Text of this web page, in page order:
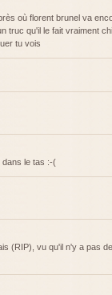
où florent brunel va
truc qu'il le fait vraiment
tu vois
le tas :-(
(RIP), vu qu'il n'y a pas